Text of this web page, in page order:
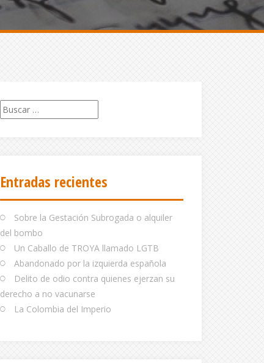
Buscar:
Entradas recientes
Sobre la Gestación Subrogada o alquiler
del bombo
Un Caballo de TROYA llamado LGTB
Abandonado por la izquierda española
Delito de odio contra quienes ejerzan su
derecho a no vacunarse
La Colombia del Imperio